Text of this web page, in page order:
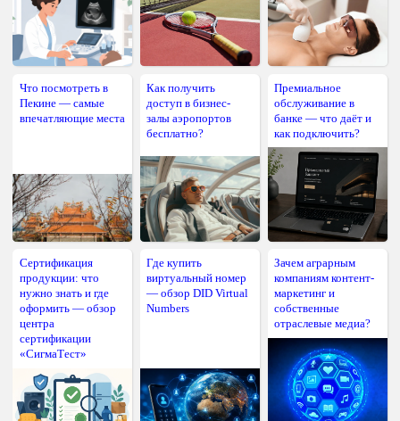
Что посмотреть в
Пекине — самые
впечатляющие места
Как получить
доступ в бизнес-
залы аэропортов
бесплатно?
Премиальное
обслуживание в
банке — что даёт и
как подключить?
Сертификация
продукции: что
нужно знать и где
оформить — обзор
центра
сертификации
«СигмаТест»
Где купить
виртуальный номер
— обзор DID Virtual
Numbers
Зачем аграрным
компаниям контент-
маркетинг и
собственные
отраслевые медиа?